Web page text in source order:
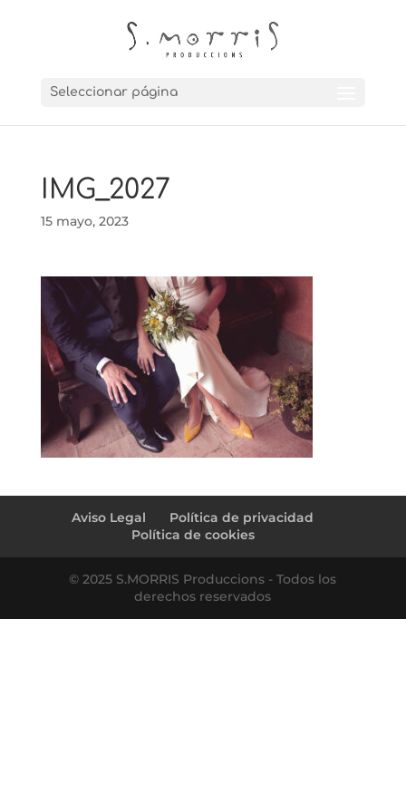
Seleccionar página
IMG_2027
15 mayo, 2023
Aviso Legal
Política de privacidad
Política de cookies
© 2025 S.MORRIS Produccions - Todos los
derechos reservados